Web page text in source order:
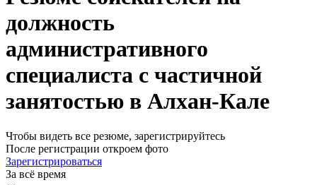
должность
административного
специалиста с частичной
занятостью в Алхан-Кале
Чтобы видеть все резюме, зарегистрируйтесь
После регистрации откроем фото
Зарегистрироваться
За всё время